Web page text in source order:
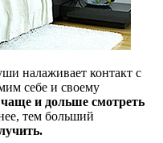
налаживает контакт с
себе и своему
и дольше смотреть
тем больший